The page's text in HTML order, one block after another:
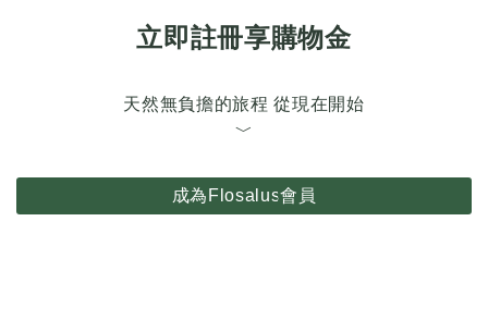
立即註冊享購物金
天然無負擔的旅程 從現在開始
﹀
成為Flosalus會員